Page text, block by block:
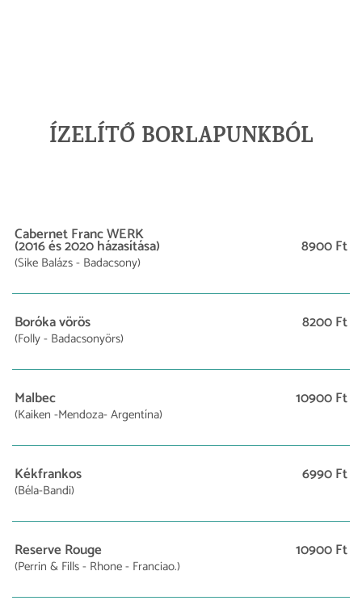
ÍZELÍTŐ BORLAPUNKBÓL
Cabernet Franc WERK
(2016 és 2020 házasítása) 8900 Ft
(Sike Balázs - Badacsony)
Boróka vörös 8200 Ft
(Folly - Badacsonyörs)
Malbec 10900 Ft
(Kaiken -Mendoza- Argentína)
Kékfrankos 6990 Ft
(Béla-Bandi)
Reserve Rouge 10900 Ft
(Perrin & Fills - Rhone - Franciao.)